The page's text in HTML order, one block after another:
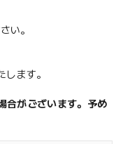
い。
ます。
合がございます。予め